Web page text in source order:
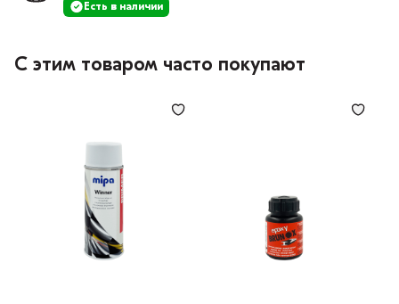
Есть в наличии
С этим товаром часто покупают